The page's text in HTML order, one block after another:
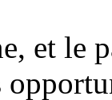
et le